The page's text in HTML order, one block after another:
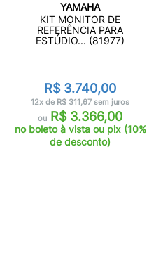
YAMAHA
KIT MONITOR DE
REFERÊNCIA PARA
ESTÚDIO... (81977)
R$ 3.740,00
12x de R$ 311,67 sem juros
ou R$ 3.366,00
no boleto à vista ou pix (10%
de desconto)